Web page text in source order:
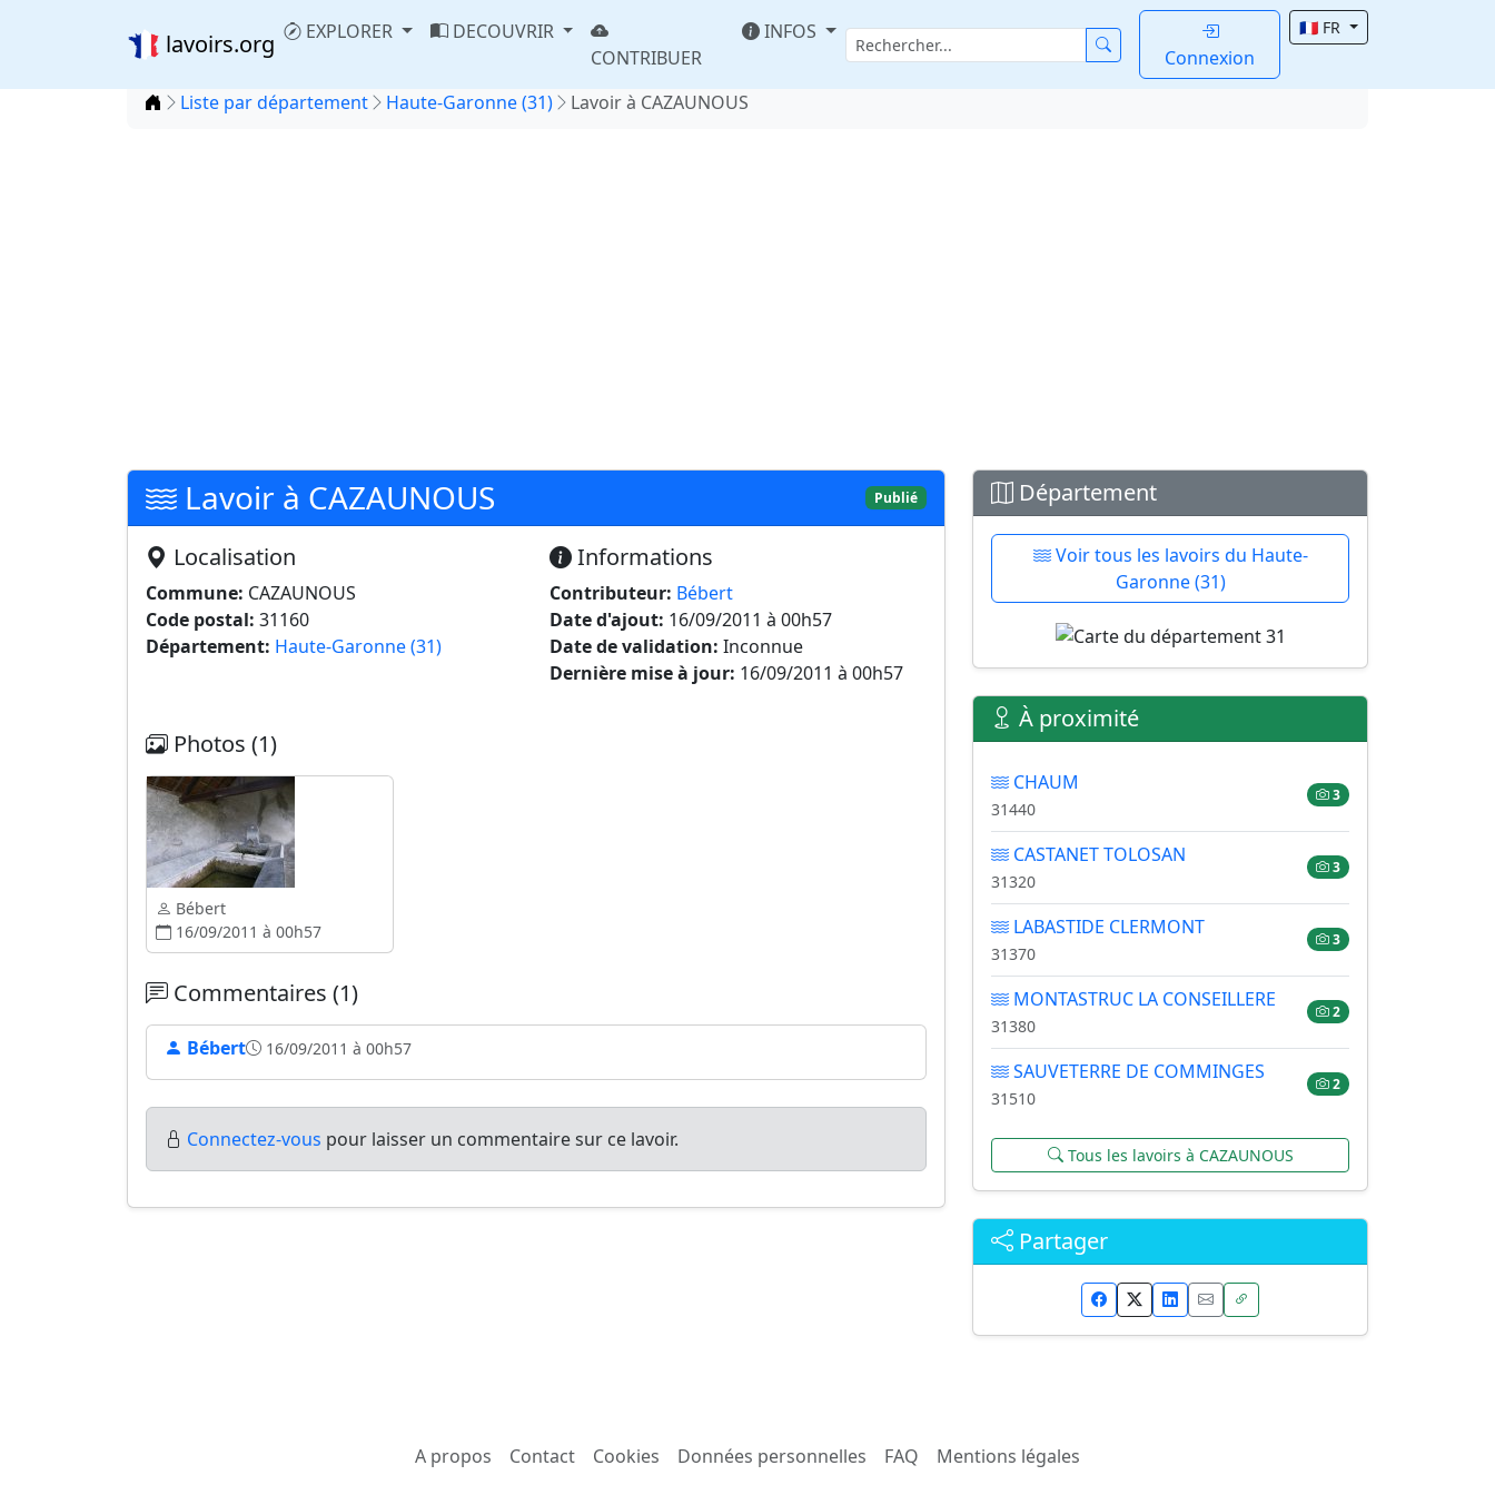
lavoirs.org EXPLORER
DECOUVRIR
CONTRIBUER
INFOS
Connexion
🇫🇷 FR
Accueil
Liste par département Haute-Garonne (31) Lavoir à CAZAUNOUS
Lavoir à CAZAUNOUS Publié
Localisation
Commune: CAZAUNOUS
Code postal: 31160
Département: Haute-Garonne (31)
Informations
Contributeur: Bébert
Date d'ajout: 16/09/2011 à 00h57
Date de validation: Inconnue
Dernière mise à jour: 16/09/2011 à 00h57
Photos (1)
Bébert
16/09/2011 à 00h57
Commentaires (1)
Bébert 16/09/2011 à 00h57
Connectez-vous pour laisser un commentaire sur ce lavoir.
Département
Voir tous les lavoirs du Haute-
Garonne (31)
À proximité
CHAUM
31440
3
CASTANET TOLOSAN
31320
3
LABASTIDE CLERMONT
31370
3
MONTASTRUC LA CONSEILLERE
31380
2
SAUVETERRE DE COMMINGES
31510
2
Tous les lavoirs à CAZAUNOUS
Partager
A propos Contact Cookies Données personnelles FAQ Mentions légales